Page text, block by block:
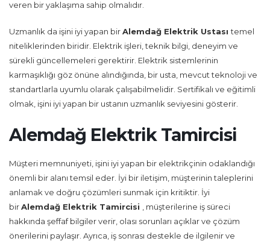
veren bir yaklaşıma sahip olmalıdır.
Uzmanlık da işini iyi yapan birAlemdağ Elektrik Ustasıtemel
niteliklerinden biridir. Elektrik işleri, teknik bilgi, deneyim ve
sürekli güncellemeleri gerektirir. Elektrik sistemlerinin
karmaşıklığı göz önüne alındığında, bir usta, mevcut teknoloji ve
standartlarla uyumlu olarak çalışabilmelidir. Sertifikalı ve eğitimli
olmak, işini iyi yapan bir ustanın uzmanlık seviyesini gösterir.
Alemdağ Elektrik Tamircisi
Müşteri memnuniyeti, işini iyi yapan bir elektrikçinin odaklandığı
önemli bir alanı temsil eder. İyi bir iletişim, müşterinin taleplerini
anlamak ve doğru çözümleri sunmak için kritiktir. İyi
birAlemdağ Elektrik Tamircisi
, müşterilerine iş süreci
hakkında şeffaf bilgiler verir, olası sorunları açıklar ve çözüm
önerilerini paylaşır. Ayrıca, iş sonrası destekle de ilgilenir ve